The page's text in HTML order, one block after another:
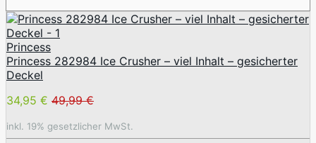
Princess
Princess 282984 Ice Crusher – viel Inhalt – gesicherter
Deckel
34,95 € 49,99 €
inkl. 19% gesetzlicher MwSt.